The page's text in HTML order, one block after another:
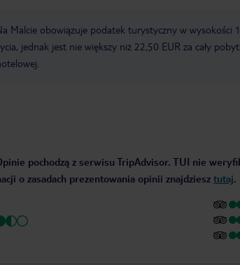
Malcie obowiązuje podatek turystyczny w
jednak jest nie większy niż 22,50 EUR za cały
pochodzą z serwisu TripAdvisor. TUI nie
o zasadach prezentowania opinii znajdziesz tutaj.